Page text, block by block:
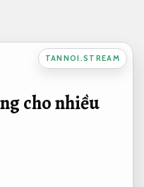
TANNOI.STREAM
cho nhiều